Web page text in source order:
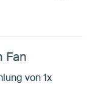
Fan
von 1x